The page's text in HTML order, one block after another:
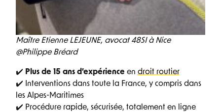
Maître Etienne LEJEUNE, avocat 48SI à Nice
@Philippe Bréard
✔️ Plus de 15 ans d’expérience en droit routier
✔️ Interventions dans toute la France, y compris dans
les Alpes-Maritimes
✔️ Procédure rapide, sécurisée, totalement en ligne